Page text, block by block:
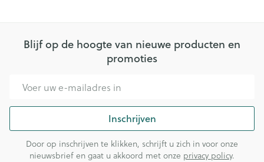
Blijf op de hoogte van nieuwe producten en
promoties
Inschrijven
Door op inschrijven te klikken, schrijft u zich in voor onze
nieuwsbrief en gaat u akkoord met onze privacy policy.